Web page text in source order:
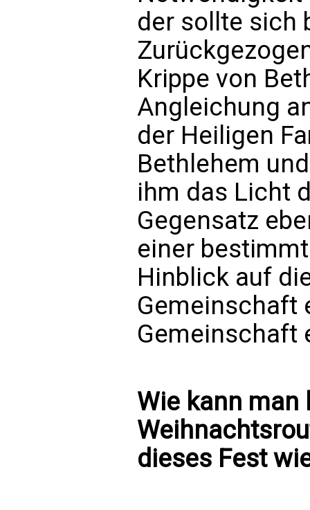
der sollte sich
Krippe von
Angleichung
der Heiligen
Bethlehem
ihm das Licht
Gegensatz
einer
Hinblick auf
Gemeinschaft
Gemeinschaft
Wie kann man
dieses Fest